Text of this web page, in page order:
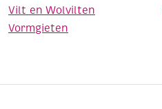
Vilt en Wolvilten
Vormgieten